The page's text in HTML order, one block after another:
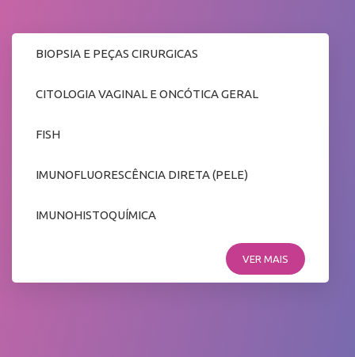
BIOPSIA E PEÇAS CIRURGICAS
CITOLOGIA VAGINAL E ONCÓTICA GERAL
FISH
IMUNOFLUORESCÊNCIA DIRETA (PELE)
IMUNOHISTOQUÍMICA
VER MAIS